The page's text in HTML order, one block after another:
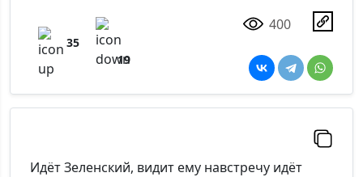
35
19
400
Идёт Зеленский, видит ему навстречу идёт